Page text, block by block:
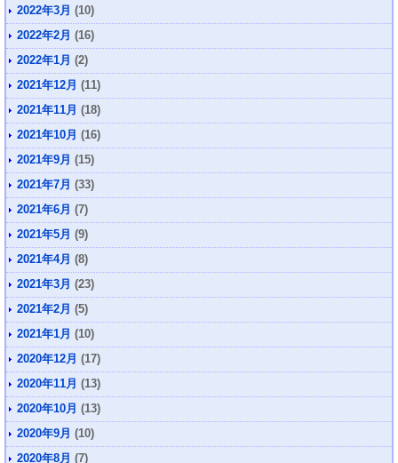
2022年3月 (10)
2022年2月 (16)
2022年1月 (2)
2021年12月 (11)
2021年11月 (18)
2021年10月 (16)
2021年9月 (15)
2021年7月 (33)
2021年6月 (7)
2021年5月 (9)
2021年4月 (8)
2021年3月 (23)
2021年2月 (5)
2021年1月 (10)
2020年12月 (17)
2020年11月 (13)
2020年10月 (13)
2020年9月 (10)
2020年8月 (7)